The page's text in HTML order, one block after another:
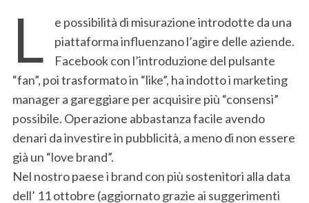
L
e possibilità di misurazione introdotte da una
piattaforma influenzano l’agire delle aziende.
Facebook con l’introduzione del pulsante
“fan”, poi trasformato in “like”, ha indotto i marketing
manager a gareggiare per acquisire più “consensi”
possibile. Operazione abbastanza facile avendo
denari da investire in pubblicità, a meno di non essere
già un “love brand”.
Nel nostro paese i brand con più sostenitori alla data
dell’ 11 ottobre (aggiornato grazie ai suggerimenti